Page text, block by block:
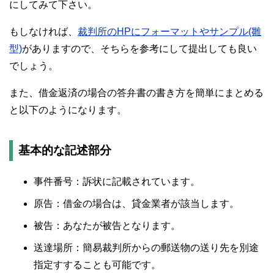
にしてみて下さい。
もしなければ、 裁判所のHPにフォーマットやサンプル(雛
型)がありますので、そちらを参考にして提出しても良い
でしょう。
また、借金返済の場合の答弁書の書き方を簡単にまとめる
と以下のようになります。
基本的な記述部分
事件番号：訴状に記載されています。
原告：借金の場合は、貸金業者が該当します。
被告：あなたが被告となります。
送達場所：簡易裁判所からの郵送物の送り先を別途
指定すすることも可能です。